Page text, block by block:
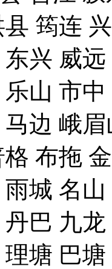
筠连
兴 威
山 市
边 峨
布拖
城 名
巴 九
塘 巴